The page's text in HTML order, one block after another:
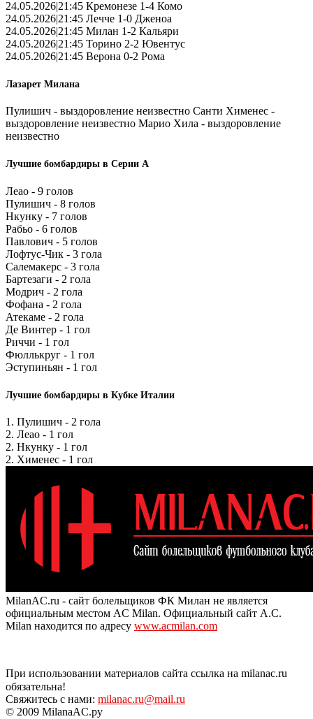
24.05.2026|21:45 Кремонезе 1-4 Комо
24.05.2026|21:45 Лечче 1-0 Дженоа
24.05.2026|21:45 Милан 1-2 Кальяри
24.05.2026|21:45 Торино 2-2 Ювентус
24.05.2026|21:45 Верона 0-2 Рома
Лазарет Милана
Пулишич - выздоровление неизвестно Санти Хименес -
выздоровление неизвестно Марио Хила - выздоровление
неизвестно
Лучшие бомбардиры в Серии А
Леао - 9 голов
Пулишич - 8 голов
Нкунку - 7 голов
Рабьо - 6 голов
Павлович - 5 голов
Лофтус-Чик - 3 гола
Салемакерс - 3 гола
Бартезаги - 2 гола
Модрич - 2 гола
Фофана - 2 гола
Атекаме - 2 гола
Де Винтер - 1 гол
Риччи - 1 гол
Фюллькруг - 1 гол
Эступиньян - 1 гол
Лучшие бомбардиры в Кубке Италии
1. Пулишич - 2 гола
2. Леао - 1 гол
2. Нкунку - 1 гол
2. Хименес - 1 гол
MilanAC.ru - сайт болельщиков ФК Милан не является
официальным местом AC Milan. Официальный сайт A.C.
Milan находится по адресу www.acmilan.com
При использовании материалов сайта ссылка на milanac.ru
обязательна!
Свяжитесь с нами: milanac.ru@mail.ru
© 2009 MilanaAC.ру